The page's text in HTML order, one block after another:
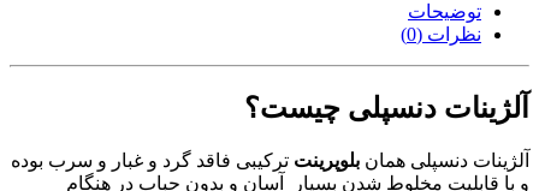
توضیحات
نظرات (0)
آلژینات دنسپلی چیست؟
آلژینات دنسپلی همان بلوپرینت ترکیبی فاقد گرد و غبار و سرب بوده
و با قابلیت مخلوط شدن بسیار آسان و بدون حباب در هنگام